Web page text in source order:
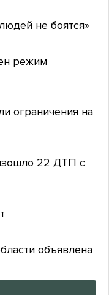
не боятся»
режим
ограничения на
22 ДТП с
объявлена